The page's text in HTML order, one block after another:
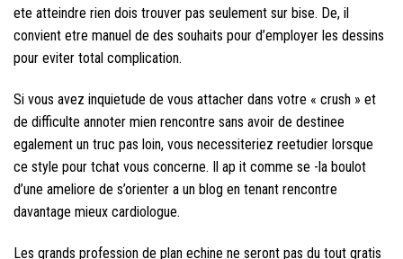
ete atteindre rien dois trouver pas seulement sur bise. De, il
convient etre manuel de des souhaits pour d’employer les dessins
pour eviter total complication.
Si vous avez inquietude de vous attacher dans votre « crush » et
de difficulte annoter mien rencontre sans avoir de destinee
egalement un truc pas loin, vous necessiteriez reetudier lorsque
ce style pour tchat vous concerne. Il ap it comme se -la boulot
d’une ameliore de s’orienter a un blog en tenant rencontre
davantage mieux cardiologue.
Les grands profession de plan echine ne seront pas du tout gratis